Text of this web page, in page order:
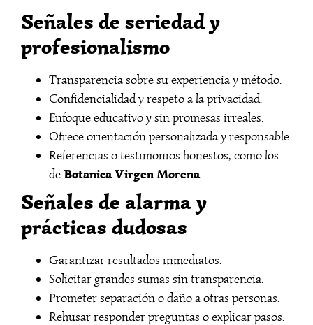
Señales de seriedad y
profesionalismo
Transparencia sobre su experiencia y método.
Confidencialidad y respeto a la privacidad.
Enfoque educativo y sin promesas irreales.
Ofrece orientación personalizada y responsable.
Referencias o testimonios honestos, como los
deBotanica Virgen Morena.
Señales de alarma y
prácticas dudosas
Garantizar resultados inmediatos.
Solicitar grandes sumas sin transparencia.
Prometer separación o daño a otras personas.
Rehusar responder preguntas o explicar pasos.